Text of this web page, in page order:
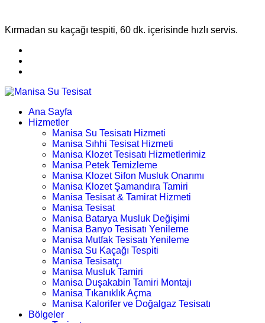
Kırmadan su kaçağı tespiti, 60 dk. içerisinde hızlı servis.
Ana Sayfa
Hizmetler
Manisa Su Tesisatı Hizmeti
Manisa Sıhhi Tesisat Hizmeti
Manisa Klozet Tesisatı Hizmetlerimiz
Manisa Petek Temizleme
Manisa Klozet Sifon Musluk Onarımı
Manisa Klozet Şamandıra Tamiri
Manisa Tesisat & Tamirat Hizmeti
Manisa Tesisat
Manisa Batarya Musluk Değişimi
Manisa Banyo Tesisatı Yenileme
Manisa Mutfak Tesisatı Yenileme
Manisa Su Kaçağı Tespiti
Manisa Tesisatçı
Manisa Musluk Tamiri
Manisa Duşakabin Tamiri Montajı
Manisa Tıkanıklık Açma
Manisa Kalorifer ve Doğalgaz Tesisatı
Bölgeler